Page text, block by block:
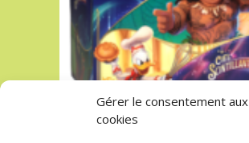
Gérer le consentement aux
cookies